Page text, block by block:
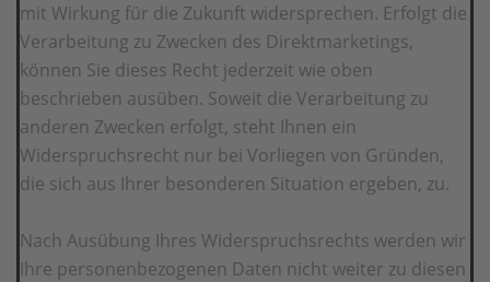
mit Wirkung für die Zukunft widersprechen. Erfolgt die
Verarbeitung zu Zwecken des Direktmarketings,
können Sie dieses Recht jederzeit wie oben
beschrieben ausüben. Soweit die Verarbeitung zu
anderen Zwecken erfolgt, steht Ihnen ein
Widerspruchsrecht nur bei Vorliegen von Gründen,
die sich aus Ihrer besonderen Situation ergeben, zu.
Nach Ausübung Ihres Widerspruchsrechts werden wir
Ihre personenbezogenen Daten nicht weiter zu diesen